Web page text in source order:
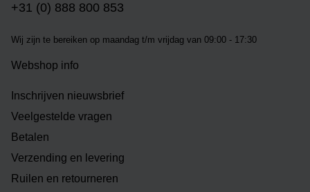
+31 (0) 888 800 853
Wij zijn te bereiken op maandag t/m vrijdag van 09:00 - 17:30
Webshop info
Inschrijven nieuwsbrief
Veelgestelde vragen
Betalen
Verzending en levering
Ruilen en retourneren